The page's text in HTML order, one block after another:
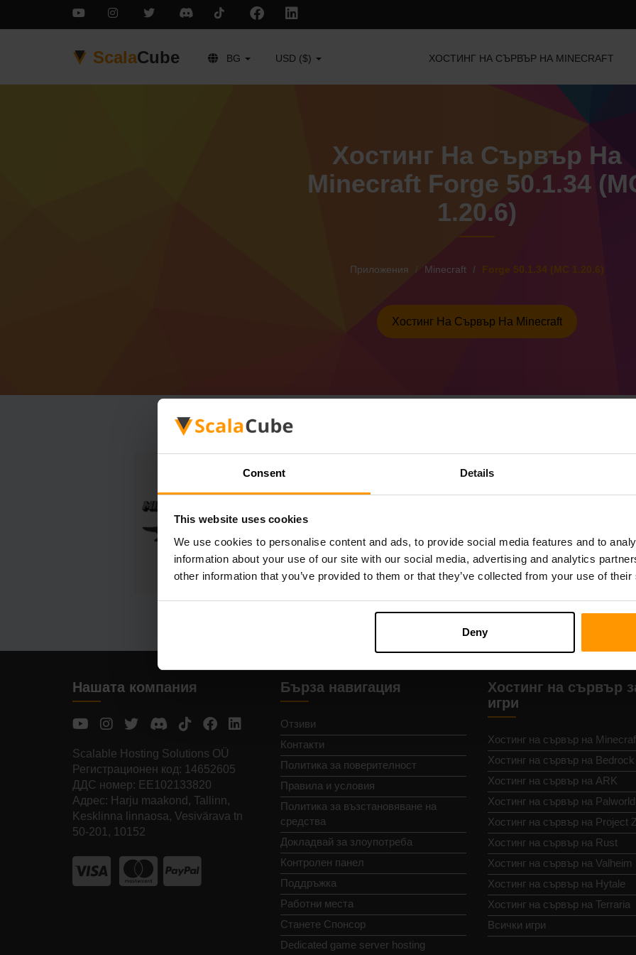
Consent Details
This website uses cookies
We use cookies to personalise content and ads, to provide social media features and to
information about your use of our site with our social media, advertising and analytics
other information that you’ve provided to them or that they’ve collected from your use of
Deny
ScalaCube BG USD ($) ХОСТИНГ НА СЪРВЪР НА MINECRAFT
Хостинг На Сървър На
Minecraft Forge 50.1.34
1.20.6)
Приложения Minecraft Forge 50.1.34 (MC 1.20.6)
Хостинг На Сървър На Minecraft
Как да направите
(MC 1.20.6) сървър
Изберете вашия сървър → Сървъри за
(MC 1.20.6))
Приятна игра на сървъра!
Нашата компания
Scalable Hosting Solutions OÜ
Регистрационен код: 14652605
ДДС номер: EE102133820
Адрес: Harju maakond, Tallinn,
Kesklinna linnaosa, Vesivärava tn
50-201, 10152
Бърза навигация
Отзиви
Контакти
Политика за поверителност
Правила и условия
Политика за възстановяване на
средства
Докладвай за злоупотреба
Контролен панел
Поддръжка
Работни места
Станете Спонсор
Dedicated game server hosting
Хостинг на сървър
игри
Хостинг на сървър на
Хостинг на сървър на Bedrock
Хостинг на сървър на ARK
Хостинг на сървър на Palworld
Хостинг на сървър на Project
Хостинг на сървър на Rust
Хостинг на сървър на Valheim
Хостинг на сървър на Hytale
Хостинг на сървър на Terraria
Всички игри